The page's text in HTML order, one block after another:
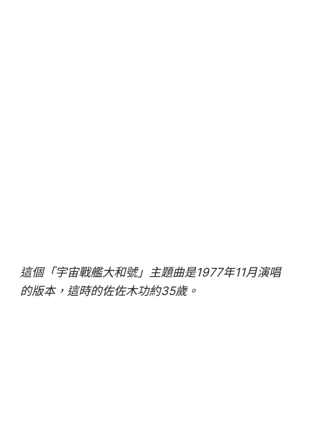
這個「宇宙戰艦大和號」主題曲是1977年11月演唱
的版本，這時的佐佐木功約35歲。